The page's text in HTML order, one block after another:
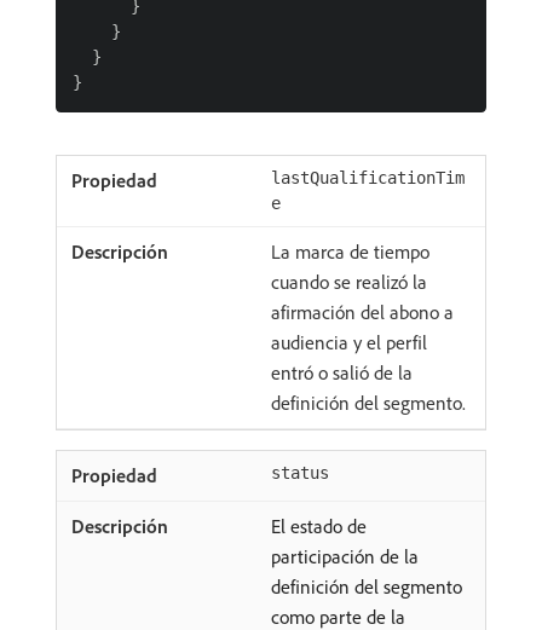
      }
    }
  }
lastQualificationTim
e
La marca de tiempo
cuando se realizó la
afirmación del abono a
audiencia y el perfil
entró o salió de la
definición del segmento.
status
El estado de
participación de la
definición del segmento
como parte de la